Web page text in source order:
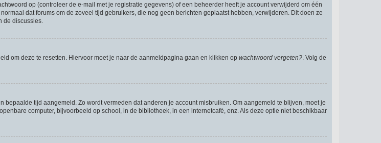
op (controleer de e-mail met je registratie gegevens) of een beheerder heeft je account verwijderd om één
dat forums om de zoveel tijd gebruikers, die nog geen berichten geplaatst hebben, verwijderen. Dit doen ze
de discussies.
om deze te resetten. Hiervoor moet je naar de aanmeldpagina gaan en klikken op wachtwoord vergeten? . Volg de
bepaalde tijd aangemeld. Zo wordt vermeden dat anderen je account misbruiken. Om aangemeld te blijven, moet je
computer, bijvoorbeeld op school, in de bibliotheek, in een internetcafé, enz. Als deze optie niet beschikbaar